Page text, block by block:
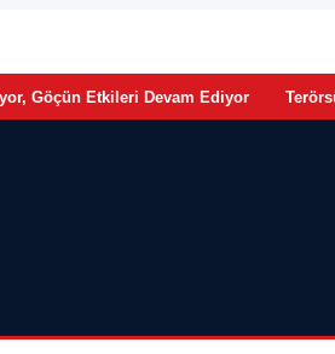
Etkileri Devam Ediyor •Terörsüz